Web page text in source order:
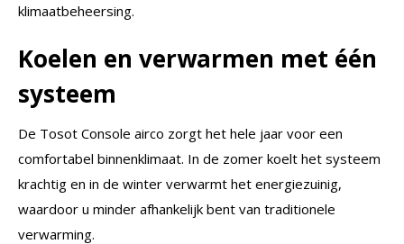
klimaatbeheersing.
Koelen en verwarmen met één
systeem
De Tosot Console airco zorgt het hele jaar voor een
comfortabel binnenklimaat. In de zomer koelt het systeem
krachtig en in de winter verwarmt het energiezuinig,
waardoor u minder afhankelijk bent van traditionele
verwarming.